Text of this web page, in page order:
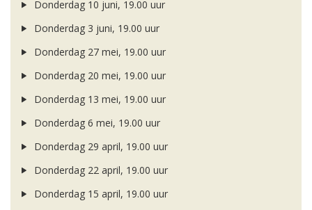
Donderdag 10 juni, 19.00 uur
Donderdag 3 juni, 19.00 uur
Donderdag 27 mei, 19.00 uur
Donderdag 20 mei, 19.00 uur
Donderdag 13 mei, 19.00 uur
Donderdag 6 mei, 19.00 uur
Donderdag 29 april, 19.00 uur
Donderdag 22 april, 19.00 uur
Donderdag 15 april, 19.00 uur